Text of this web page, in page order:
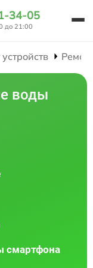
34-05
до 21:00
воды
смартфона